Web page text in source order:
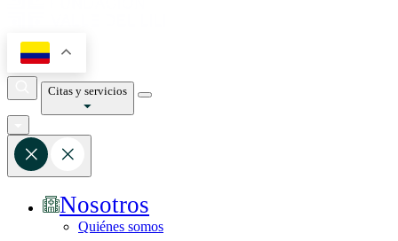
Citas y servicios
Nosotros
Quiénes somos